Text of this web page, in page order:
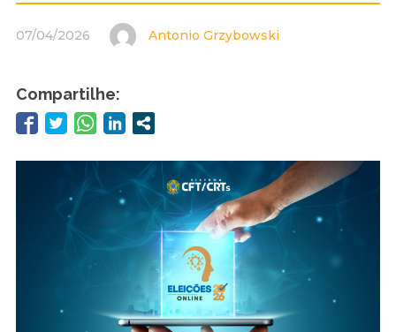
07/04/2026 Antonio Grzybowski
Compartilhe: